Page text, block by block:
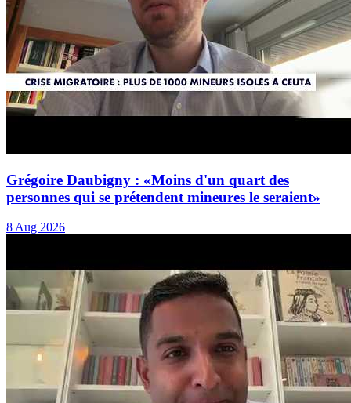
Grégoire Daubigny : «Moins d'un quart des
personnes qui se prétendent mineures le seraient»
8 Aug 2026